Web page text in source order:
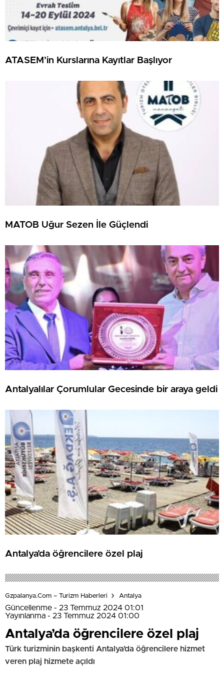
ATASEM’in Kurslarına Kayıtlar Başlıyor
MATOB Uğur Sezen İle Güçlendi
Antalyalılar Çorumlular Gecesinde bir araya geldi
Antalya’da öğrencilere özel plaj
Gzpalanya.com – Turizm Haberleri Antalya
Güncellenme - 23 Temmuz 2024 01:01
Yayınlanma - 23 Temmuz 2024 01:00
Antalya’da öğrencilere özel plaj
Türk turizminin başkenti Antalya’da öğrencilere hizmet
veren plaj hizmete açıldı